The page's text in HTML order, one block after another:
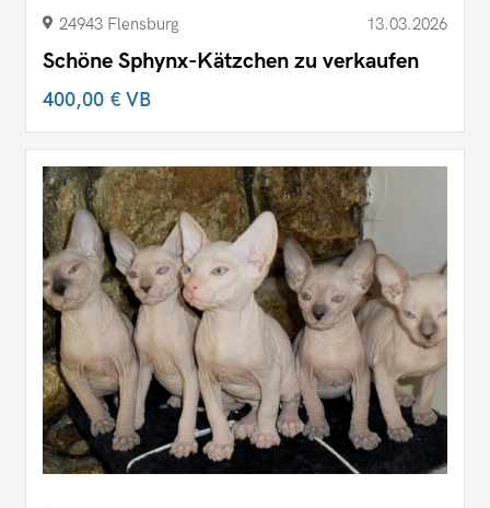
24943 Flensburg 13.03.2026
Schöne Sphynx-Kätzchen zu verkaufen
400,00 €VB